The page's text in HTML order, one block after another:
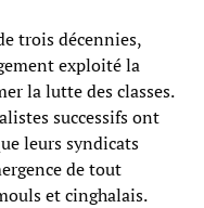
trois décennies,
exploité la
la lutte des classes.
successifs ont
leurs syndicats
de tout
et cinghalais.